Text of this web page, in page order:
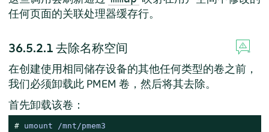
任何页面的关联处理器缓存行。
36.5.2.1去除名称空间
在创建使用相同储存设备的其他任何类型的卷之前，
我们必须卸载此 PMEM 卷，然后将其去除。
首先卸载该卷：
# umount /mnt/pmem3